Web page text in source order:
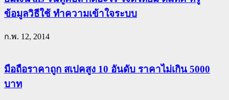
ข้อมูลวิธีใช้ ทำความเข้าใจระบบ
ก.พ. 12, 2014
มือถือราคาถูก สเปคสูง 10 อันดับ ราคาไม่เกิน 5000
บาท